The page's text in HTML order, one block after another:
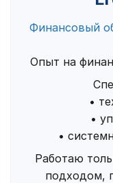
Финансовый
Опыт на
•
•
•
Работаю
подходом,